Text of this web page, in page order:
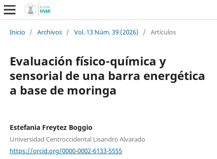
Inicio / Archivos / Vol. 13 Núm. 39 (2026) / Artículos
Evaluación físico-química y
sensorial de una barra energética
a base de moringa
Estefania Freytez Boggio
Universidad Centroccidental Lisandro Alvarado
https://orcid.org/0000-0002-6133-5555